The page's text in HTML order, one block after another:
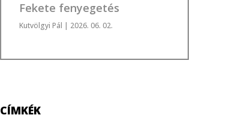
Fekete fenyegetés
Kutvölgyi Pál | 2026. 06. 02.
CÍMKÉK